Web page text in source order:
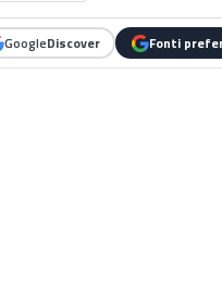
GoogleDiscover Fonti